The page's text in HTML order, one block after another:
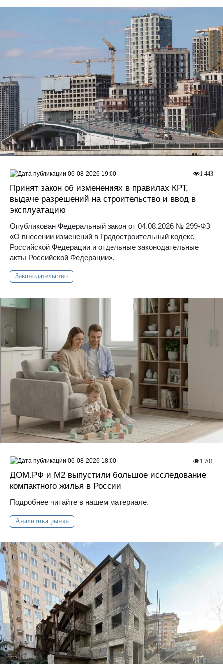
Принят закон об изменениях в правилах КРТ,
выдаче разрешений на строительство и ввод в
эксплуатацию
Опубликован Федеральный закон от 04.08.2026 № 299-ФЗ
«О внесении изменений в Градостроительный кодекс
Российской Федерации и отдельные законодательные
акты Российской Федерации».
Законодательство
1 443
06-08-2026 19:00
ДOМ.PФ и М2 выпустили большое исследование
компактного жилья в России
Подробнее читайте в нашем материале.
Аналитика рынка
1 701
06-08-2026 18:00